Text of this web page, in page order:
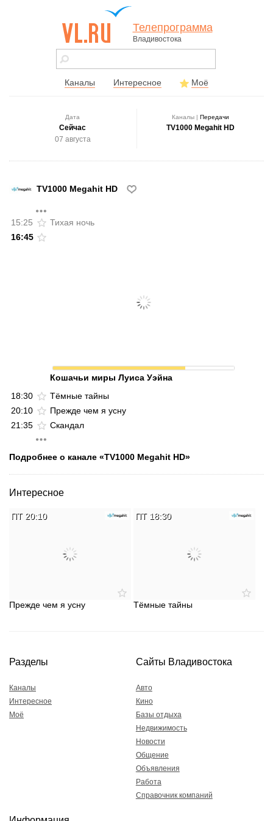
vl.ru - сайт
города
Телепрограмма
Владивостока
Каналы Интересное Моё
Дата
Сейчас
07 августа
Каналы | Передачи
TV1000 Megahit HD
TV1000 Megahit HD
15:25
Тихая ночь
16:45
Кошачьи миры Луиса Уэйна
18:30
Тёмные тайны
20:10
Прежде чем я усну
21:35
Скандал
Подробнее о канале «TV1000 Megahit HD»
Интересное
Прежде чем я усну
ПТ 20:10
Тёмные тайны
ПТ 18:30
Разделы
Каналы
Интересное
Моё
Сайты Владивостока
Авто
Кино
Базы отдыха
Недвижимость
Новости
Общение
Объявления
Работа
Справочник компаний